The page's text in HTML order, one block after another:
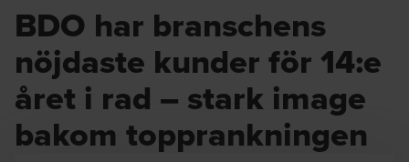
BDO har branschens
nöjdaste kunder för 14:e
året i rad – stark image
bakom topprankningen